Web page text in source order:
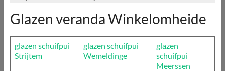
Glazen veranda Winkelomheide
glazen schuifpui
Strijtem
glazen schuifpui
Wemeldinge
glazen
schuifpui
Meerssen